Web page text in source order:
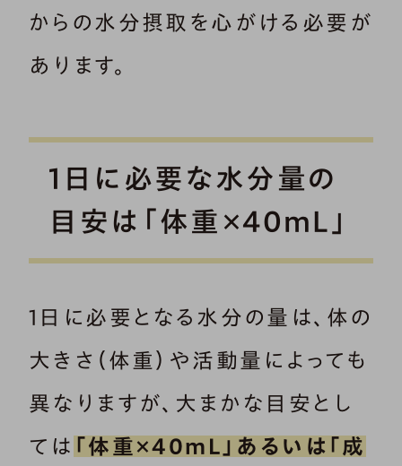
からの水分摂取を心がける必要が
あります。
1日に必要な水分量の
目安は「体重×40mL」
1日に必要となる水分の量は、体の
大きさ（体重）や活動量によっても
異なりますが、大まかな目安とし
ては 「体重×40mL」あるいは「成